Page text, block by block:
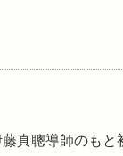
真聰導師のもと